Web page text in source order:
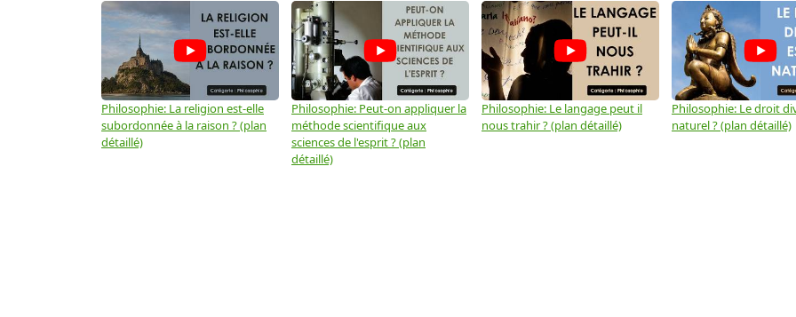
Philosophie: La religion est-elle
subordonnée à la raison ? (plan
détaillé)
Philosophie: Peut-on appliquer la
méthode scientifique aux
sciences de l'esprit ? (plan
détaillé)
Philosophie: Le langage peut il
nous trahir ? (plan détaillé)
Philosophie: Le droit
naturel ? (plan détaillé)